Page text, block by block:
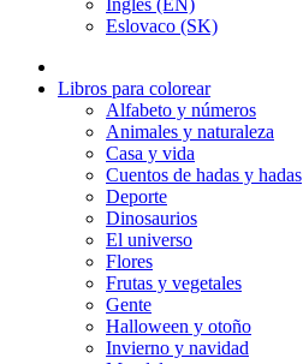
Inglés (EN)
Eslovaco (SK)
Libros para colorear
Alfabeto y números
Animales y naturaleza
Casa y vida
Cuentos de hadas y hadas
Deporte
Dinosaurios
El universo
Flores
Frutas y vegetales
Gente
Halloween y otoño
Invierno y navidad